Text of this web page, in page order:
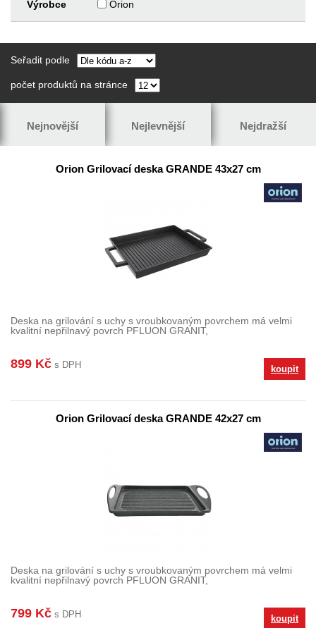
Výrobce Orion
Seřadit podle
počet produktů na stránce
Nejnovější Nejlevnější Nejdražší
Orion Grilovací deska GRANDE 43x27 cm
Deska na grilování s uchy s vroubkovaným povrchem má velmi
kvalitní nepřilnavý povrch PFLUON GRANIT,
899 Kč s DPH koupit
Orion Grilovací deska GRANDE 42x27 cm
Deska na grilování s uchy s vroubkovaným povrchem má velmi
kvalitní nepřilnavý povrch PFLUON GRANIT,
799 Kč s DPH koupit